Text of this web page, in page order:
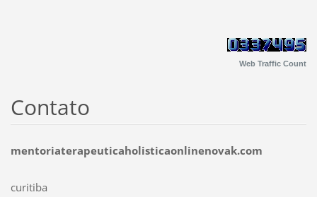
Web Traffic Count
Contato
mentoriaterapeuticaholisticaonlinenovak.com
curitiba